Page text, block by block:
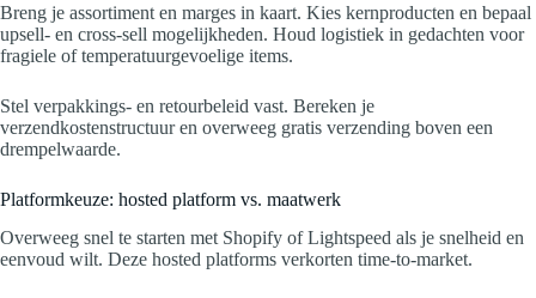
Breng je assortiment en marges in kaart. Kies kernproducten en bepaal
upsell- en cross-sell mogelijkheden. Houd logistiek in gedachten voor
fragiele of temperatuurgevoelige items.
Stel verpakkings- en retourbeleid vast. Bereken je
verzendkostenstructuur en overweeg gratis verzending boven een
drempelwaarde.
Platformkeuze: hosted platform vs. maatwerk
Overweeg snel te starten met Shopify of Lightspeed als je snelheid en
eenvoud wilt. Deze hosted platforms verkorten time-to-market.